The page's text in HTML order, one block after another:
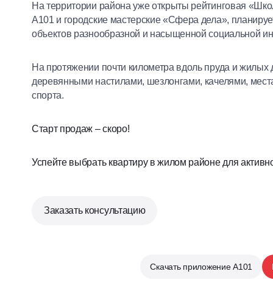
На территории района уже открыты рейтинговая
А101 и городские мастерские «Сфера дела»,
объектов разнообразной и насыщенной социальной
На протяжении почти километра вдоль пруда и
деревянными настилами, шезлонгами, качелями,
спорта.
Старт продаж – скоро!
Успейте выбрать квартиру в жилом районе для
Заказать консультацию
Скачать приложение А101